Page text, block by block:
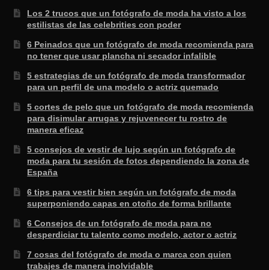
Los 2 trucos que un fotógrafo de moda ha visto a los
estilistas de las celebrities con poder
6 Peinados que un fotógrafo de moda recomienda para
no tener que usar plancha ni secador infalible
5 estrategias de un fotógrafo de moda transformador
para un perfil de una modelo o actriz quemado
5 cortes de pelo que un fotógrafo de moda recomienda
para disimular arrugas y rejuvenecer tu rostro de
manera eficaz
5 consejos de vestir de lujo según un fotógrafo de
moda para tu sesión de fotos dependiendo la zona de
España
6 tips para vestir bien según un fotógrafo de moda
superponiendo capas en otoño de forma brillante
6 Consejos de un fotógrafo de moda para no
desperdiciar tu talento como modelo, actor o actriz
7 cosas del fotógrafo de moda o marca con quien
trabajes de manera inolvidable